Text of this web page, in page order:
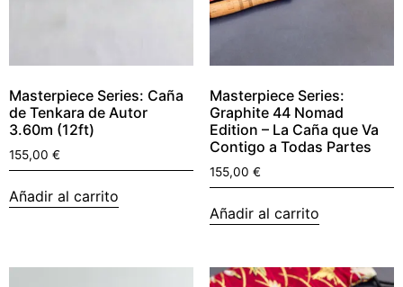
Masterpiece Series: Caña
de Tenkara de Autor
3.60m (12ft)
155,00 €
Añadir al carrito
Masterpiece Series:
Graphite 44 Nomad
Edition – La Caña que Va
Contigo a Todas Partes
155,00 €
Añadir al carrito